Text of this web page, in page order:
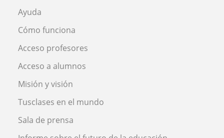
Ayuda
Cómo funciona
Acceso profesores
Acceso a alumnos
Misión y visión
Tusclases en el mundo
Sala de prensa